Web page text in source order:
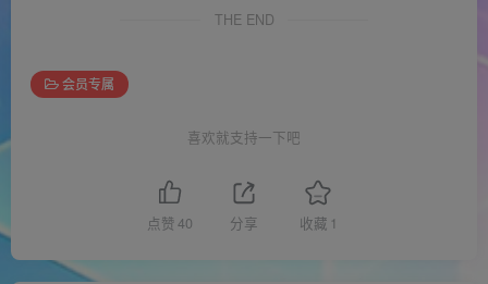
THE END
会员专属
喜欢就支持一下吧
点赞40 分享 收藏 1